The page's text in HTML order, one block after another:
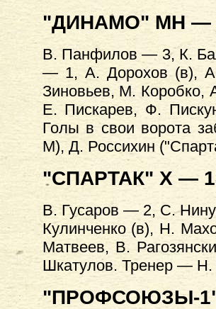
"ДИНАМО" МН —
В. Панфилов — 3, К.
— 1, А. Дорохов (в),
Зиновьев, М.
Е. Пискарев, Ф.
Голы в свои ворота
М), Д. Россихин
"СПАРТАК" X —
В. Гусаров — 2, С.
Кулинченко (в), Н.
Матвеев, В.
Шкатулов. Тренер — Н.
"ПРОФСОЮЗЫ-1"